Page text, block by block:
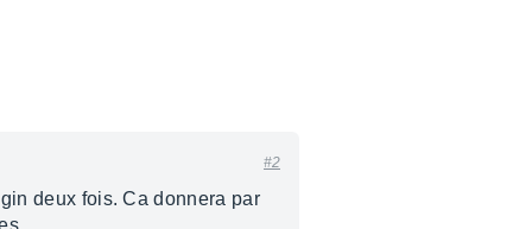
#2
deux fois. Ca donnera par